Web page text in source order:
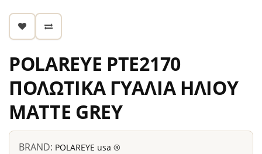
POLAREYE PTE2170
ΠΟΛΩΤΙΚΑ ΓΥΑΛΙΑ ΗΛΙΟΥ
MATTE GREY
BRAND: POLAREYE usa ®